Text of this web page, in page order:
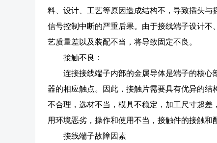
料、设计、工艺等原因造成结构不，导致插头
信号控制中断的严重后果。由于接线端子设计
艺质量差以及装配不当，将导致固定不良。
接触不良：
连接接线端子内部的金属导体是端子的核
器的相应触点。因此，接触片需要具有优异的
不合理，选材不当，模具不稳定，加工尺寸超
用环境恶劣，操作和使用不当，接触件的接触和
接线端子故障因素